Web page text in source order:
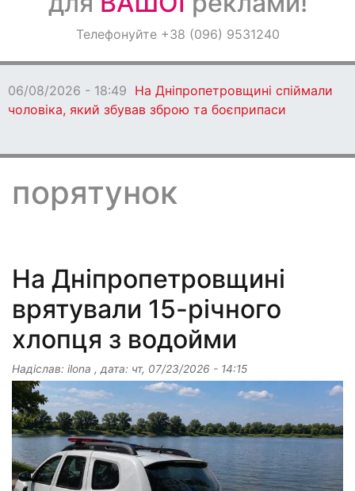
ОголошенняТелефонуйте +38 (096) 9531240
06/08/2026 - 18:47 Ворог протягом дня
бив по Дніпропетровщині: є загиблі
порятунок
На Дніпропетровщині
врятували 15-річного
хлопця з водойми
Надіслав: ilona , дата: чт, 07/23/2026 - 14:15